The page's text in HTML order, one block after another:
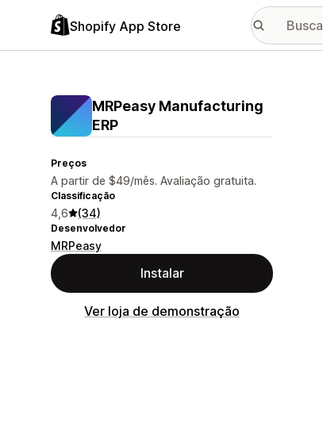
Shopify App Store
MRPeasy Manufacturing
ERP
Preços
A partir de $49/mês. Avaliação gratuita.
Classificação
4,6 (34)
Desenvolvedor
MRPeasy
Instalar
Ver loja de demonstração